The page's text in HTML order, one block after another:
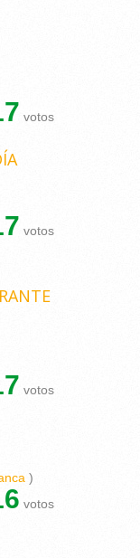
votos
votos
votos
)
votos